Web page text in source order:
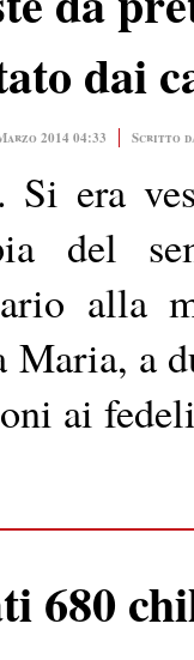
dai
2014 04:33 Scritto
Si era
del
alla
Maria, a
ai
680